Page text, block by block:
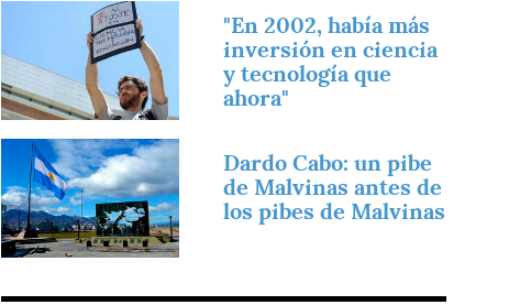
"En 2002, había más
inversión en ciencia
y tecnología que
ahora"
Imagen
Dardo Cabo: un pibe
de Malvinas antes de
los pibes de Malvinas